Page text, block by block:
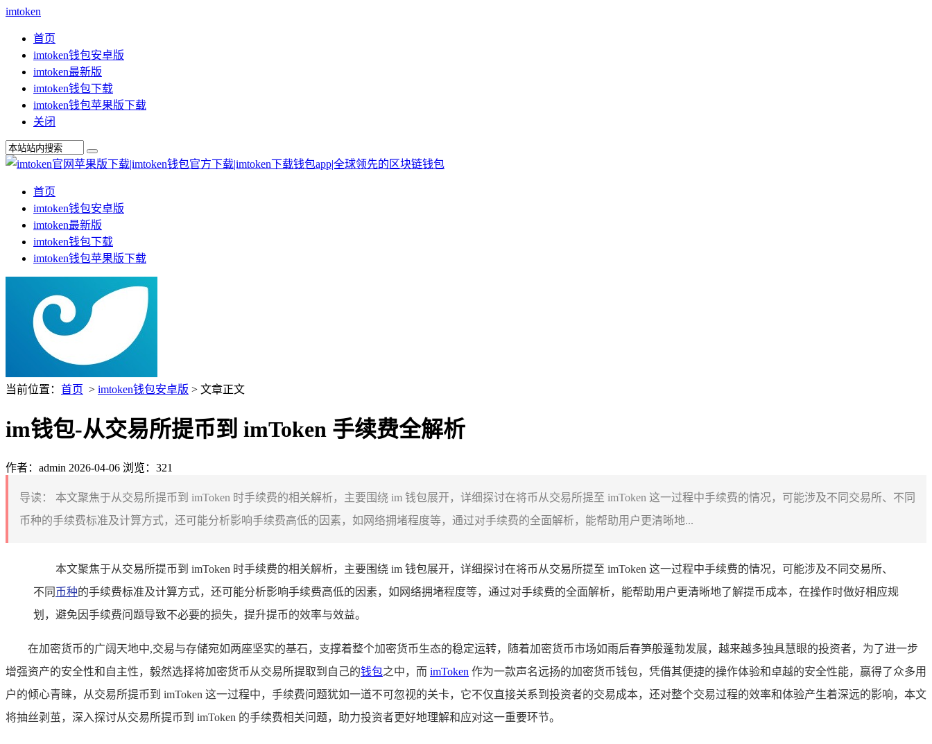
imtoken
首页
imtoken钱包安卓版
imtoken最新版
imtoken钱包下载
imtoken钱包苹果版下载
关闭
首页
imtoken钱包安卓版
imtoken最新版
imtoken钱包下载
imtoken钱包苹果版下载
当前位置： 首页 > imtoken钱包安卓版 > 文章正文
im钱包-从交易所提币到 imToken 手续费全解析
作者：admin 2026-04-06 浏览：321
导读：
本文聚焦于从交易所提币到 imToken 时手续费的相关解析，主要围绕 im 钱包展开，详细探讨在将币从交易所提至 imToken 这一过程中手续费的情况，可能涉及不同交易所、不同
币种的手续费标准及计算方式，还可能分析影响手续费高低的因素，如网络拥堵程度等，通过对手续费的全面解析，能帮助用户更清晰地...
本文聚焦于从交易所提币到 imToken 时手续费的相关解析，主要围绕 im 钱包展开，详细探讨在将币从交易所提至 imToken 这一过程中手续费的情况，可能涉及不同交易所、
不同 币种的手续费标准及计算方式，还可能分析影响手续费高低的因素，如网络拥堵程度等，通过对手续费的全面解析，能帮助用户更清晰地了解提币成本，在操作时做好相应规
划，避免因手续费问题导致不必要的损失，提升提币的效率与效益。
在加密货币的广阔天地中,交易与存储宛如两座坚实的基石，支撑着整个加密货币生态的稳定运转，随着加密货币市场如雨后春笋般蓬勃发展，越来越多独具慧眼的投资者，为了进一步
增强资产的安全性和自主性，毅然选择将加密货币从交易所提取到自己的钱包之中，而 imToken 作为一款声名远扬的加密货币钱包，凭借其便捷的操作体验和卓越的安全性能，赢得了众多用
户的倾心青睐，从交易所提币到 imToken 这一过程中，手续费问题犹如一道不可忽视的关卡，它不仅直接关系到投资者的交易成本，还对整个交易过程的效率和体验产生着深远的影响，本文
将抽丝剥茧，深入探讨从交易所提币到 imToken 的手续费相关问题，助力投资者更好地理解和应对这一重要环节。